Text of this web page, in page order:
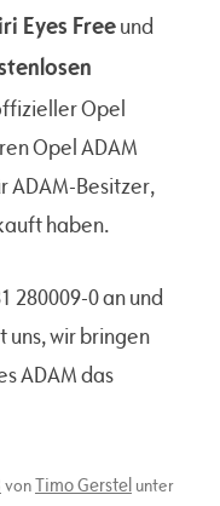
Eyes Freeund
Opel
Opel ADAM
ADAM-Besitzer,
haben.
280009-0 an und
uns, wir bringen
ADAM das
vonTimo Gerstel unter